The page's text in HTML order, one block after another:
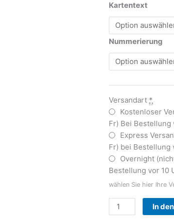
Kartentext
Nummerierung
Versandart *
Kostenloser
Fr) Bei Bestellung
Express
Fr) bei Bestellung
Overnight
Bestellung vor 10
wählen Sie hier Ihre
In